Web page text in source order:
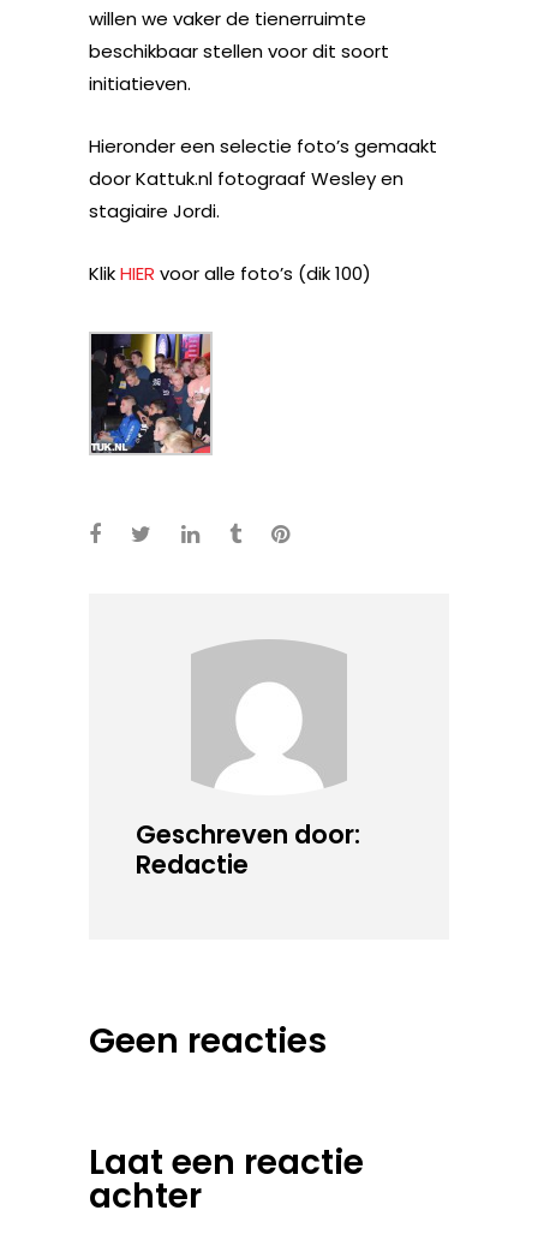
willen we vaker de tienerruimte
beschikbaar stellen voor dit soort
initiatieven.
Hieronder een selectie foto’s gemaakt
door Kattuk.nl fotograaf Wesley en
stagiaire Jordi.
KlikHIER voor alle foto’s (dik 100)
Geschreven door:
Redactie
Geen reacties
Laat een reactie
achter